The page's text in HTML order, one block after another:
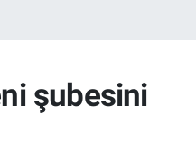
şubesini